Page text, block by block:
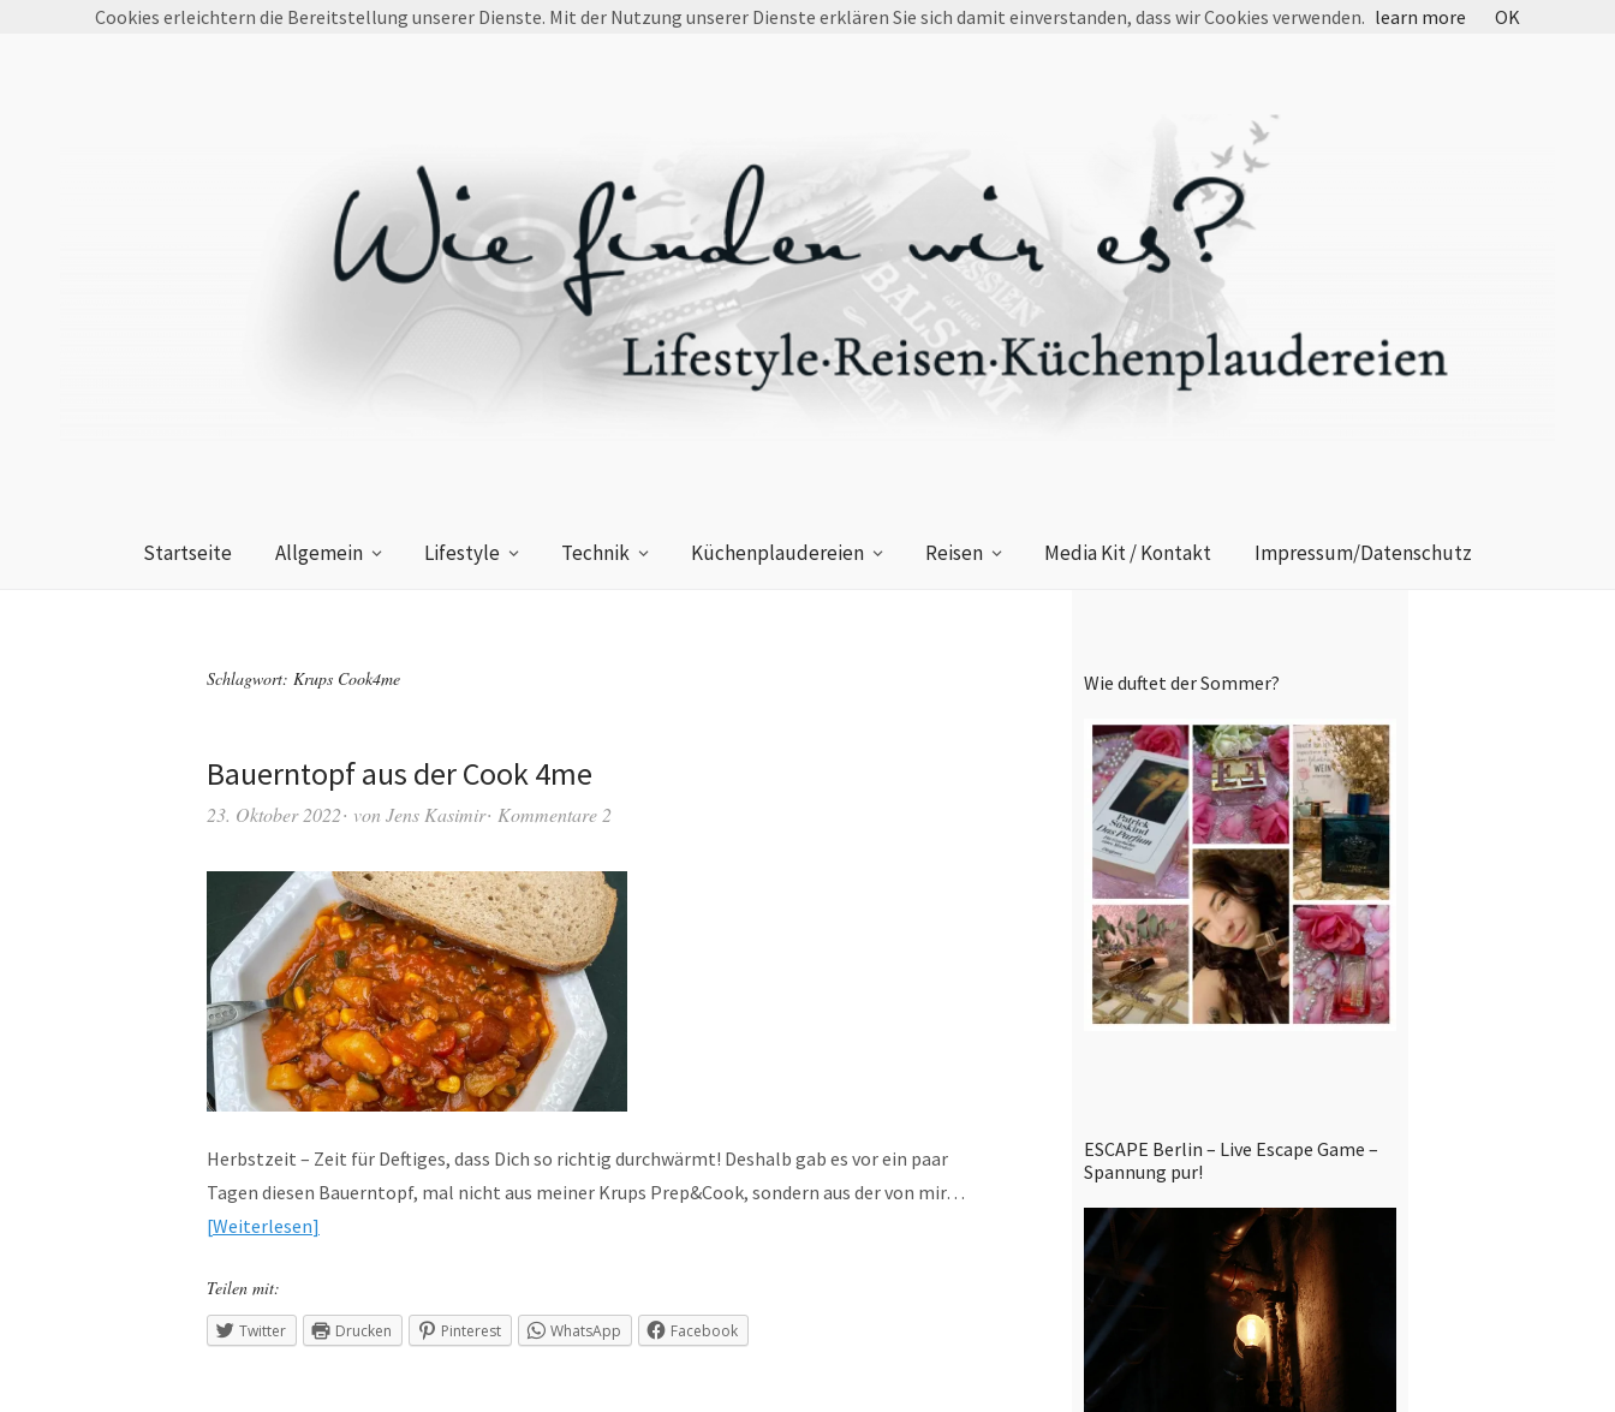
Startseite Allgemein Lifestyle Technik Küchenplaudereien Reisen Media Kit / Kontakt Impressum/Datenschutz
Schlagwort: Krups Cook4me
Bauerntopf aus der Cook 4me
23. Oktober 2022 vonJens Kasimir Kommentare 2
Herbstzeit – Zeit für Deftiges, dass Dich so richtig durchwärmt! Deshalb gab es vor ein paar
Tagen diesen Bauerntopf, mal nicht aus meiner Krups Prep&Cook, sondern aus der von mir…
Weiterlesen
Teilen mit:
Twitter Drucken Pinterest WhatsApp Facebook
Wie duftet der Sommer?
ESCAPE Berlin – Live Escape Game –
Spannung pur!
Cookies erleichtern die Bereitstellung unserer Dienste. Mit der Nutzung unserer Dienste erklären Sie sich damit einverstanden, dass wir Cookies verwenden. learn more OK